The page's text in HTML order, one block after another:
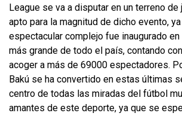
League se va a disputar en un terreno
apto para la magnitud de dicho evento, ya
espectacular complejo fue inaugurado en
más grande de todo el país, contando
acoger a más de 69000 espectadores.
Bakú se ha convertido en estas últimas
centro de todas las miradas del fútbol
amantes de este deporte, ya que se